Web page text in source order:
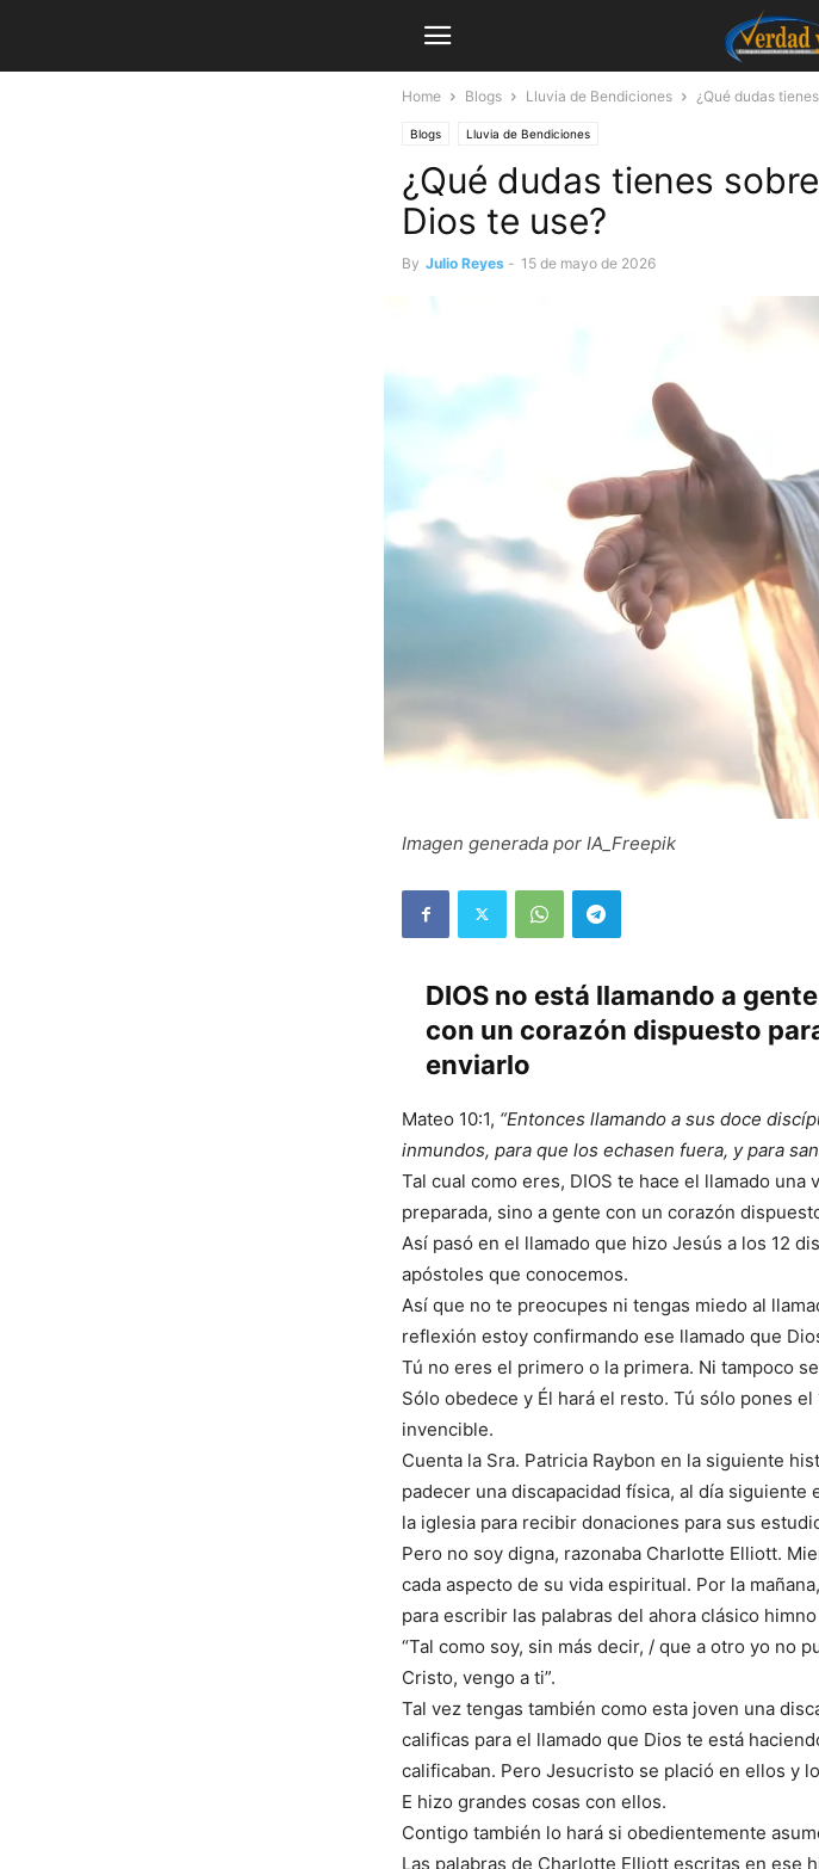
Home Blogs Lluvia de Bendiciones ¿Qué dudas
Blogs Lluvia de Bendiciones
¿Qué dudas tienes
Dios te use?
By Julio Reyes - 15 de mayo de 2026
Imagen generada por IA_Freepik
DIOS no está llamando a
con un corazón dispuesto
enviarlo
Mateo 10:1, “Entonces llamando a sus doce
inmundos, para que los echasen fuera, y para
Tal cual como eres, DIOS te hace el llamado una
preparada, sino a gente con un corazón
Así pasó en el llamado que hizo Jesús a los 12
apóstoles que conocemos.
Así que no te preocupes ni tengas miedo al
reflexión estoy confirmando ese llamado que
Tú no eres el primero o la primera. Ni tampoco
Sólo obedece y Él hará el resto. Tú sólo pones
invencible.
Cuenta la Sra. Patricia Raybon en la siguiente
padecer una discapacidad física, al día
la iglesia para recibir donaciones para sus
Pero no soy digna, razonaba Charlotte Elliott.
cada aspecto de su vida espiritual. Por la
para escribir las palabras del ahora clásico himno
“Tal como soy, sin más decir, / que a otro yo no
Cristo, vengo a ti”.
Tal vez tengas también como esta joven una
calificas para el llamado que Dios te está
calificaban. Pero Jesucristo se plació en ellos y
E hizo grandes cosas con ellos.
Contigo también lo hará si obedientemente
Las palabras de Charlotte Elliott escritas en ese